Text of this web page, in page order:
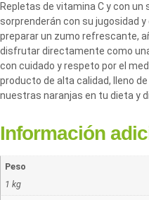
Repletas de vitamina C y con
sorprenderán con su jugosidad
preparar un zumo refrescante,
disfrutar directamente como
con cuidado y respeto por el
producto de alta calidad, lleno
nuestras naranjas en tu dieta y
Información
Peso
1 kg